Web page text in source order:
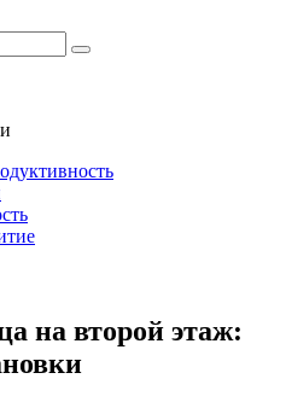
на второй этаж: